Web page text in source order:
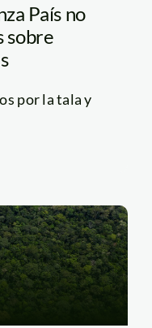
País no
sobre
por la tala y